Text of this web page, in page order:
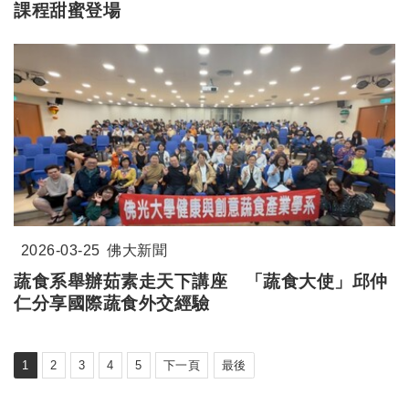
課程甜蜜登場
2026-03-25 佛大新聞
蔬食系舉辦茹素走天下講座 「蔬食大使 」 邱仲
仁分享國際蔬食外交經驗
1 2 3 4 5 下一頁 最後